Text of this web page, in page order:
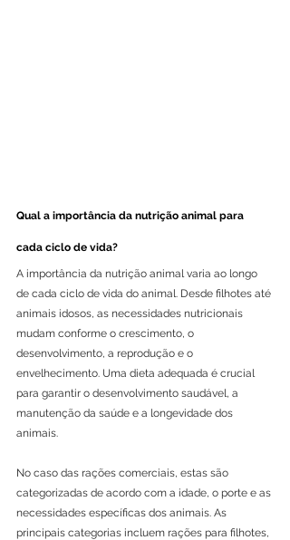
Qual a importância da nutrição animal para
cada ciclo de vida?
A importância da nutrição animal varia ao longo
de cada ciclo de vida do animal. Desde filhotes até
animais idosos, as necessidades nutricionais
mudam conforme o crescimento, o
desenvolvimento, a reprodução e o
envelhecimento. Uma dieta adequada é crucial
para garantir o desenvolvimento saudável, a
manutenção da saúde e a longevidade dos
animais.
No caso das rações comerciais, estas são
categorizadas de acordo com a idade, o porte e as
necessidades específicas dos animais. As
principais categorias incluem rações para filhotes,